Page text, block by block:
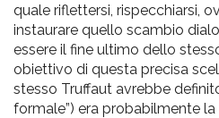
quale riflettersi, rispecchiarsi,
instaurare quello scambio
essere il fine ultimo dello
obiettivo di questa precisa
stesso Truffaut avrebbe
formale”) era probabilmente